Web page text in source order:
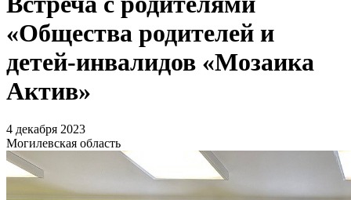
«Общества родителей и
детей-инвалидов «Мозаика
Актив»
4 декабря 2023
Могилевская область